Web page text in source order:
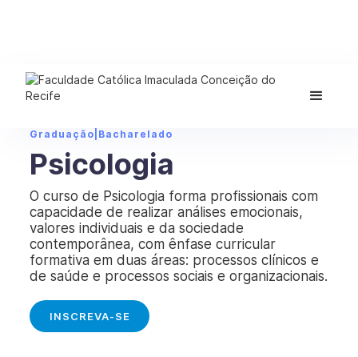
Graduação Bacharelado
Psicologia
O curso de Psicologia forma profissionais com
capacidade de realizar análises emocionais,
valores individuais e da sociedade
contemporânea, com ênfase curricular
formativa em duas áreas: processos clínicos e
de saúde e processos sociais e organizacionais.
INSCREVA-SE